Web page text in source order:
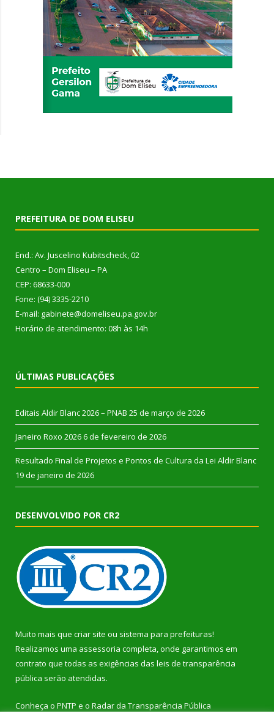
PREFEITURA DE DOM ELISEU
End.: Av. Juscelino Kubitscheck, 02
Centro – Dom Eliseu – PA
CEP: 68633-000
Fone: (94) 3335-2210
E-mail: gabinete@domeliseu.pa.gov.br
Horário de atendimento: 08h às 14h
ÚLTIMAS PUBLICAÇÕES
Editais Aldir Blanc 2026 – PNAB 25 de março de 2026
Janeiro Roxo 2026 6 de fevereiro de 2026
Resultado Final de Projetos e Pontos de Cultura da Lei Aldir Blanc
19 de janeiro de 2026
DESENVOLVIDO POR CR2
Muito mais que criar site ou sistema para prefeituras!
Realizamos uma assessoria completa, onde garantimos em
contrato que todas as exigências das leis de transparência
pública serão atendidas.
Conheça o PNTP e o Radar da Transparência Pública